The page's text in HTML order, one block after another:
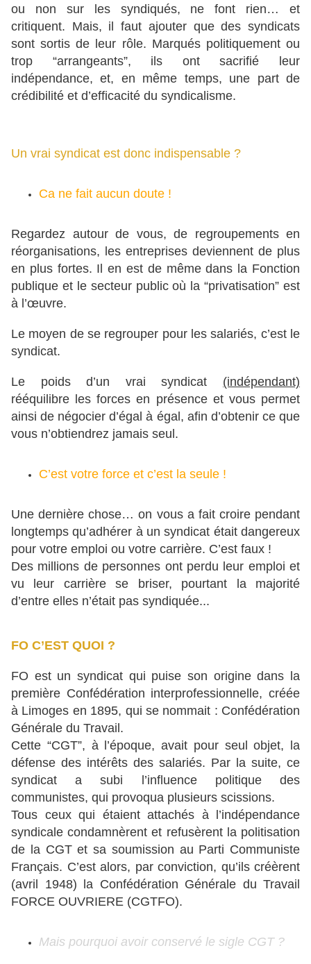
ou non sur les syndiqués, ne font rien… et
critiquent. Mais, il faut ajouter que des syndicats
sont sortis de leur rôle. Marqués politiquement ou
trop “arrangeants”, ils ont sacrifié leur
indépendance, et, en même temps, une part de
crédibilité et d’efficacité du syndicalisme.
Un vrai syndicat est donc indispensable ?
Ca ne fait aucun doute !
Regardez autour de vous, de regroupements en
réorganisations, les entreprises deviennent de plus
en plus fortes. Il en est de même dans la Fonction
publique et le secteur public où la “privatisation” est
à l’œuvre.
Le moyen de se regrouper pour les salariés, c’est le
syndicat.
Le poids d’un vrai syndicat (indépendant)
rééquilibre les forces en présence et vous permet
ainsi de négocier d’égal à égal, afin d’obtenir ce que
vous n’obtiendrez jamais seul.
C’est votre force et c’est la seule !
Une dernière chose… on vous a fait croire pendant
longtemps qu’adhérer à un syndicat était dangereux
pour votre emploi ou votre carrière. C’est faux !
Des millions de personnes ont perdu leur emploi et
vu leur carrière se briser, pourtant la majorité
d’entre elles n’était pas syndiquée...
FO C’EST QUOI ?
FO est un syndicat qui puise son origine dans la
première Confédération interprofessionnelle, créée
à Limoges en 1895, qui se nommait : Confédération
Générale du Travail.
Cette “CGT”, à l’époque, avait pour seul objet, la
défense des intérêts des salariés. Par la suite, ce
syndicat a subi l’influence politique des
communistes, qui provoqua plusieurs scissions.
Tous ceux qui étaient attachés à l’indépendance
syndicale condamnèrent et refusèrent la politisation
de la CGT et sa soumission au Parti Communiste
Français. C’est alors, par conviction, qu’ils créèrent
(avril 1948) la Confédération Générale du Travail
FORCE OUVRIERE (CGTFO).
Mais pourquoi avoir conservé le sigle CGT ?